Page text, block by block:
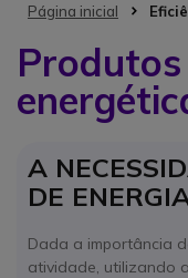
Página inicial
A
DE
Dada a importância
atividade, utilizando